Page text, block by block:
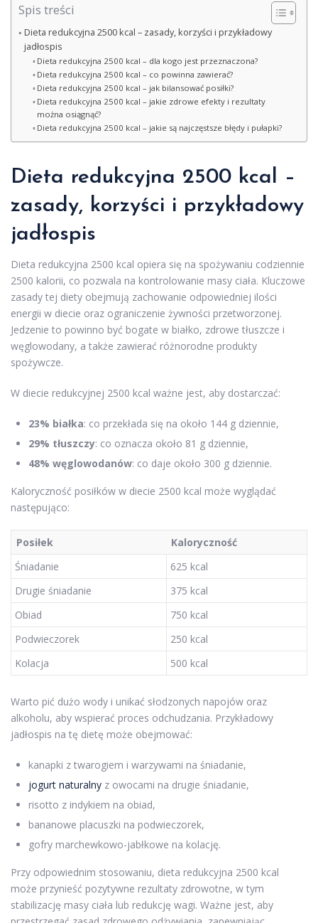
Spis treści
Dieta redukcyjna 2500 kcal – zasady, korzyści i przykładowy
jadłospis
Dieta redukcyjna 2500 kcal – dla kogo jest przeznaczona?
Dieta redukcyjna 2500 kcal – co powinna zawierać?
Dieta redukcyjna 2500 kcal – jak bilansować posiłki?
Dieta redukcyjna 2500 kcal – jakie zdrowe efekty i rezultaty
można osiągnąć?
Dieta redukcyjna 2500 kcal – jakie są najczęstsze błędy i pułapki?
Dieta redukcyjna 2500 kcal –
zasady, korzyści i przykładowy
jadłospis
Dieta redukcyjna 2500 kcal opiera się na spożywaniu codziennie
2500 kalorii, co pozwala na kontrolowanie masy ciała. Kluczowe
zasady tej diety obejmują zachowanie odpowiedniej ilości
energii w diecie oraz ograniczenie żywności przetworzonej.
Jedzenie to powinno być bogate w białko, zdrowe tłuszcze i
węglowodany, a także zawierać różnorodne produkty
spożywcze.
W diecie redukcyjnej 2500 kcal ważne jest, aby dostarczać:
23% białka: co przekłada się na około 144 g dziennie,
29% tłuszczy: co oznacza około 81 g dziennie,
48% węglowodanów: co daje około 300 g dziennie.
Kaloryczność posiłków w diecie 2500 kcal może wyglądać
następująco:
Posiłek
Kaloryczność
Śniadanie
625 kcal
Drugie śniadanie
375 kcal
Obiad
750 kcal
Podwieczorek
250 kcal
Kolacja
500 kcal
Warto pić dużo wody i unikać słodzonych napojów oraz
alkoholu, aby wspierać proces odchudzania. Przykładowy
jadłospis na tę dietę może obejmować:
kanapki z twarogiem i warzywami na śniadanie,
jogurt naturalny z owocami na drugie śniadanie,
risotto z indykiem na obiad,
bananowe placuszki na podwieczorek,
gofry marchewkowo-jabłkowe na kolację.
Przy odpowiednim stosowaniu, dieta redukcyjna 2500 kcal
może przynieść pozytywne rezultaty zdrowotne, w tym
stabilizację masy ciała lub redukcję wagi. Ważne jest, aby